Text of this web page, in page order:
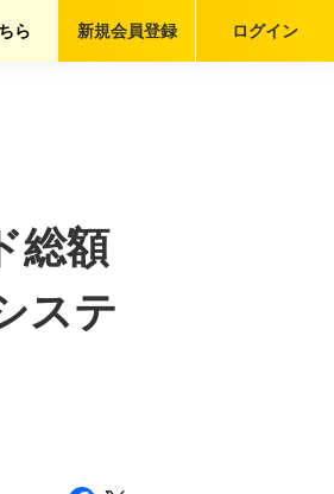
ら ログイン
新規会員登録
総額
ステ